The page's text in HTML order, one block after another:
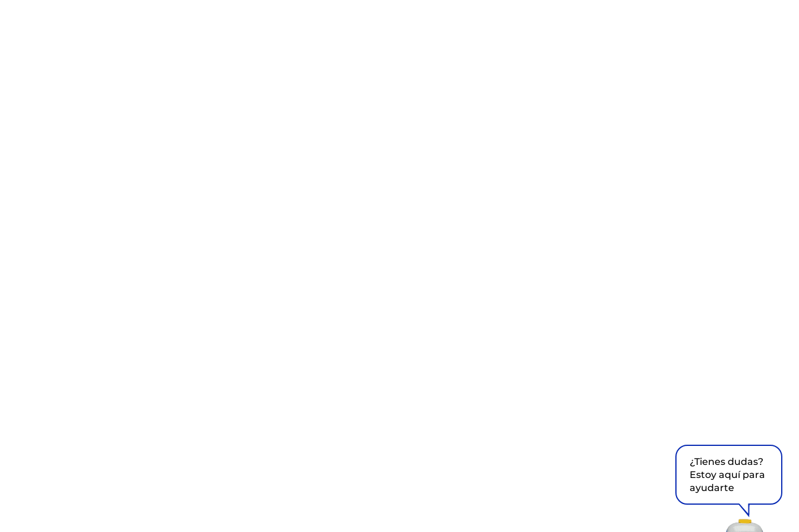
¿Tienes dudas?
Estoy aquí para
ayudarte